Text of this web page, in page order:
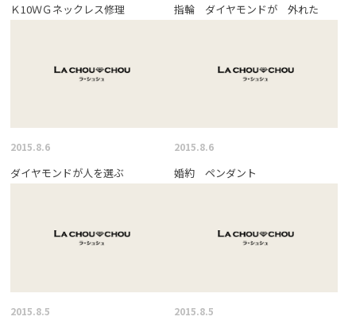
Ｋ10ＷＧネックレス修理 指輪 ダイヤモンドが 外れた
2015.8.6
ダイヤモンドが人を選ぶ
2015.8.6
婚約 ペンダント
2015.8.5 2015.8.5